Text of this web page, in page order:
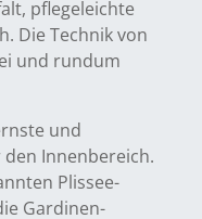
pflegeleichte
Die Technik von
und rundum
und
Innenbereich.
Plissee-
Gardinen-